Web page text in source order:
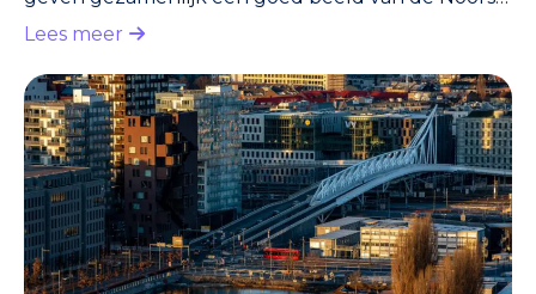
architectuur en alle Noorse regio’s in het
openluchtmuseum is met gemak de Staafkerk
van Gol. Dit is een typisch Noorse kerk vanuit de
dertiende eeuw, welke nog verbazingwekkend in
goede staat verkeerd. In de zomer zijn er altijd
extra activiteiten. Je kunt hierbij denken aan
volksd
Lees meer